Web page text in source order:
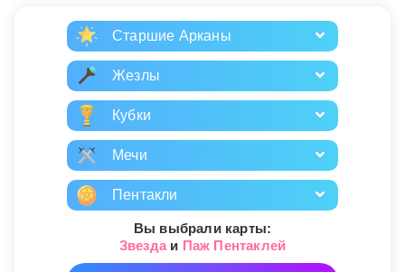
Старшие Арканы
Жезлы
Кубки
Мечи
Пентакли
Вы выбрали карты:
Звездаи Паж Пентаклей